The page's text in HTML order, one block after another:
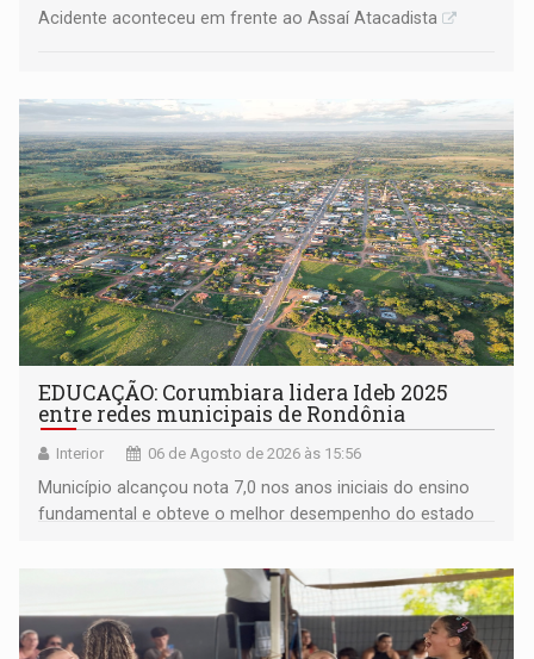
Acidente aconteceu em frente ao Assaí Atacadista
EDUCAÇÃO: Corumbiara lidera Ideb 2025
entre redes municipais de Rondônia
Interior 06 de Agosto de 2026 às 15:56
Município alcançou nota 7,0 nos anos iniciais do ensino
fundamental e obteve o melhor desempenho do estado